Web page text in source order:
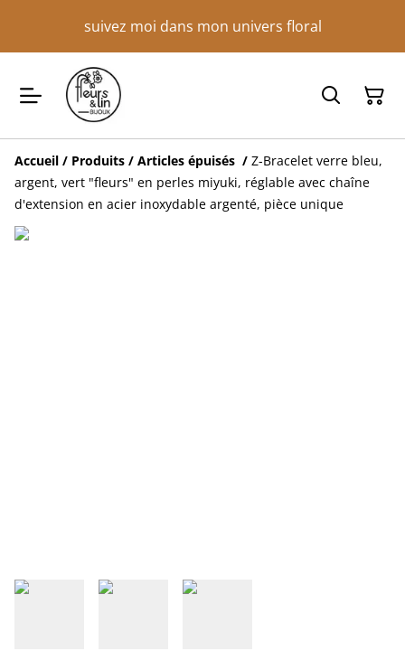
suivez moi dans mon univers floral
Accueil / Produits / Articles épuisés / Z-Bracelet verre bleu,
argent, vert "fleurs" en perles miyuki, réglable avec chaîne
d'extension en acier inoxydable argenté, pièce unique